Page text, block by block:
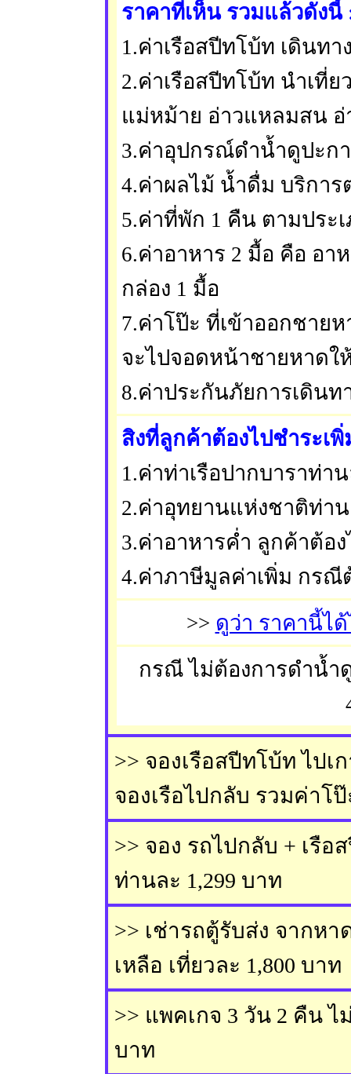
ราคาที่เห็น รวมแล้วดังนี้
1.ค่าเรือสปีทโบ้ท เดินทา
2.ค่าเรือสปีทโบ้ท นำเที่ย
แม่หม้าย อ่าวแหลมสน อ่
3.ค่าอุปกรณ์ดำน้ำดูปะก
4.ค่าผลไม้ น้ำดื่ม บริกา
5.ค่าที่พัก 1 คืน ตามประ
6.ค่าอาหาร 2 มื้อ คือ อา
กล่อง 1 มื้อ
7.ค่าโป๊ะ ที่เข้าออกชายห
จะไปจอดหน้าชายหาดใ
8.ค่าประกันภัยการเดินท
สิงที่ลูกค้าต้องไปชำระเ
1.ค่าท่าเรือปากบาราท่า
2.ค่าอุทยานแห่งชาติท่า
3.ค่าอาหารค่ำ ลูกค้าต้อง
4.ค่าภาษีมูลค่าเพิ่ม กรณี
>> ดูว่า ราคานี้ไ
กรณี ไม่ต้องการดำน้ำ
>> จองเรือสปีทโบ้ท ไปเ
จองเรือไปกลับ รวมค่าโ
>> จอง รถไปกลับ + เรื
ท่านละ 1,299 บาท
>> เช่ารถตู้รับส่ง จากห
เหลือ เที่ยวละ 1,800 บาท
>> แพคเกจ 3 วัน 2 คืน
บาท